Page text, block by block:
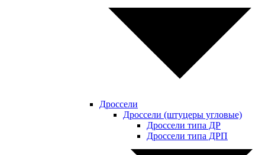
Дроссели
Дроссели (штуцеры угловые)
Дроссели типа ДР
Дроссели типа ДРП